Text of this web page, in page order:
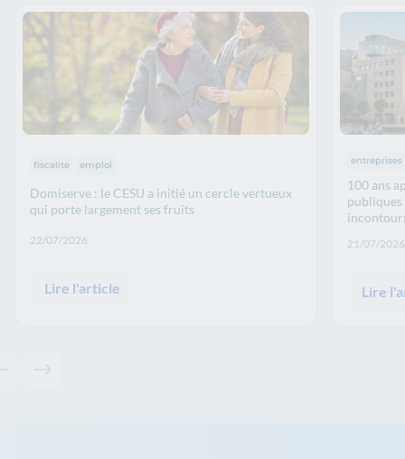
Thématiques :
fiscalite emploi
Domiserve : le CESU a initié un cercle vertueux
qui porte largement ses fruits
Date de publication: :
22/07/2026
Lire l'article
entreprises
100 ans
publiques
Date de
21/07/2026
Lire
Contenu précédent - Actualités et études
Contenu suivant - Actualités et études